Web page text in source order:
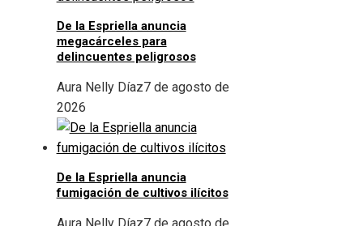
De la Espriella anuncia
megacárceles para
delincuentes peligrosos
Aura Nelly Díaz7 de agosto de
2026
De la Espriella anuncia
fumigación de cultivos ilícitos